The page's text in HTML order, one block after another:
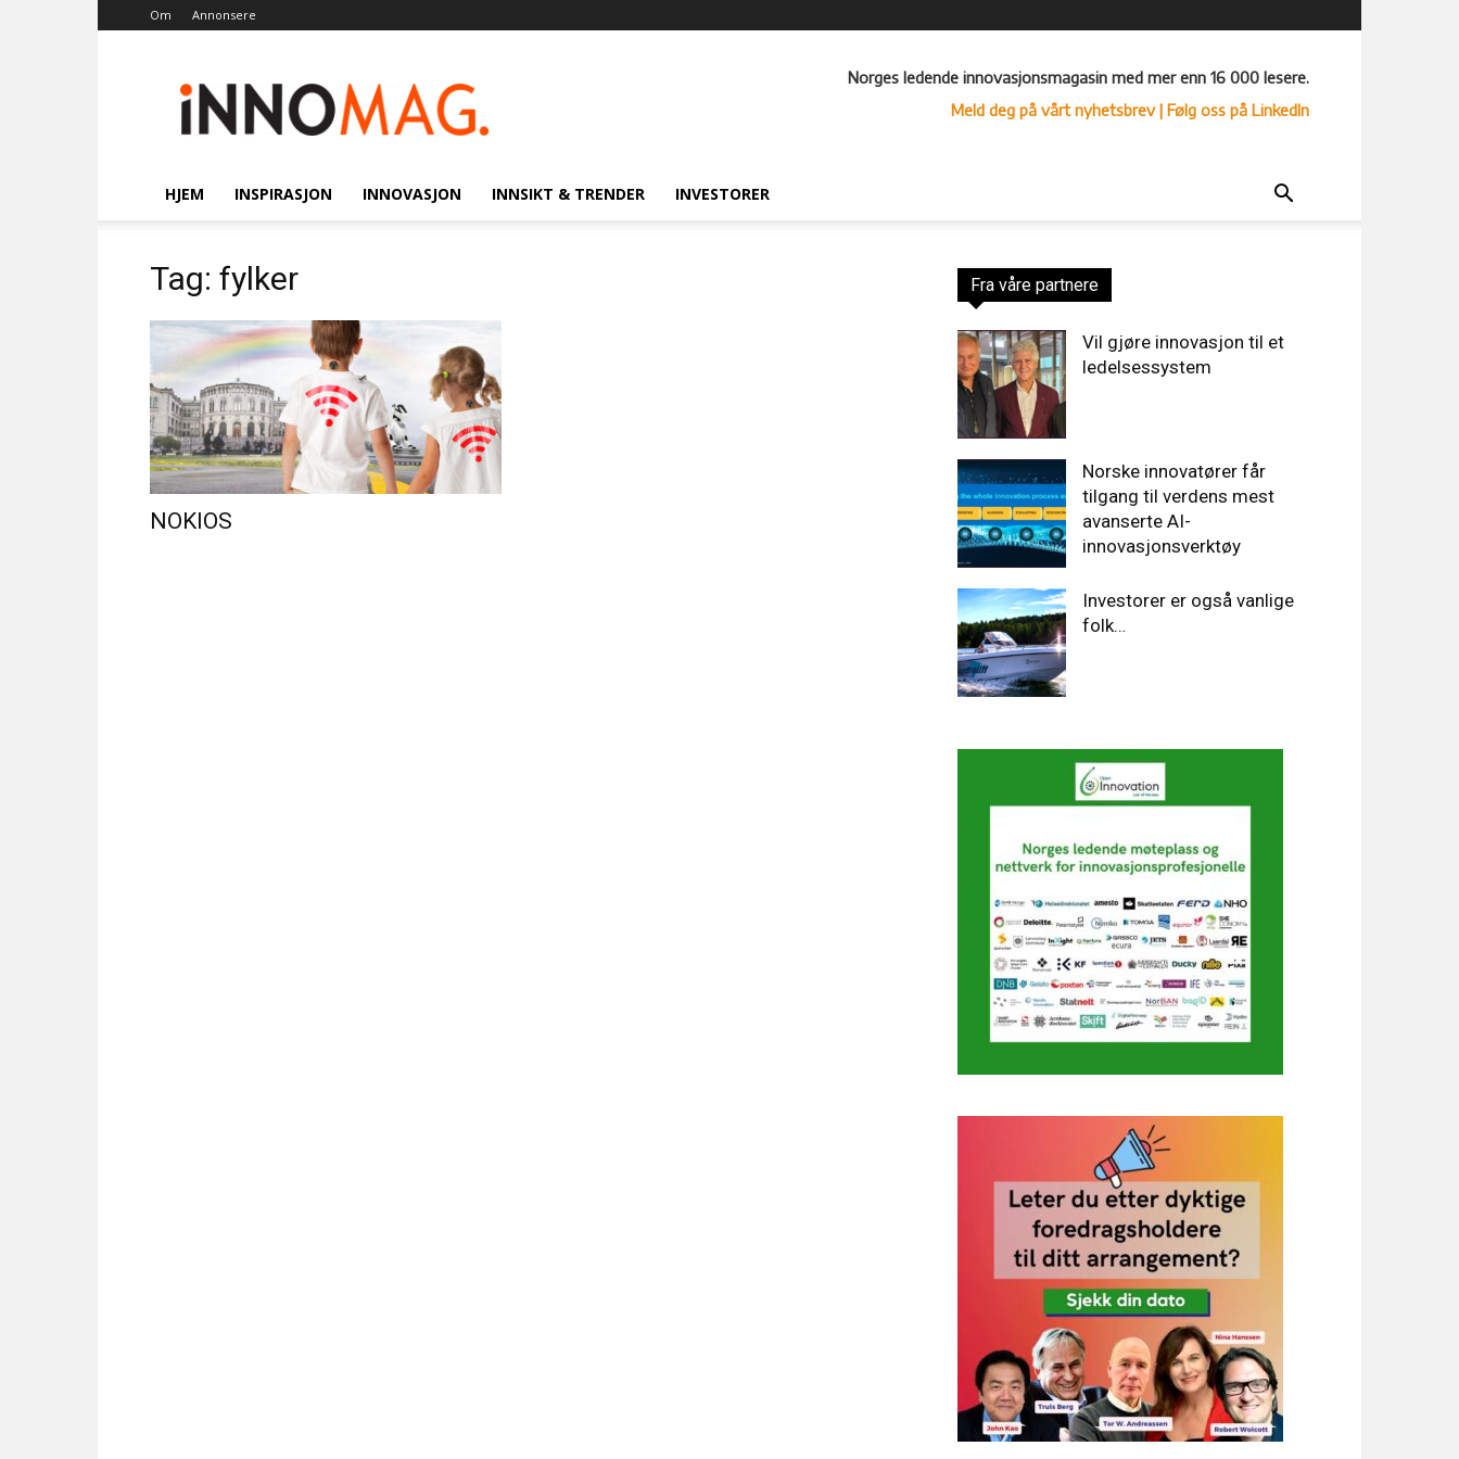
Om Annonsere
Norges ledende innovasjonsmagasin med mer enn 16 000 lesere.
Meld deg på vårt nyhetsbrev| Følg oss på LinkedIn
HJEM INSPIRASJON INNOVASJON INNSIKT & TRENDER INVESTORER
Tag: fylker
NOKIOS
Fra våre partnere
Vil gjøre innovasjon til et
ledelsessystem
Norske innovatører får
tilgang til verdens mest
avanserte AI-
innovasjonsverktøy
Investorer er også vanlige
folk…